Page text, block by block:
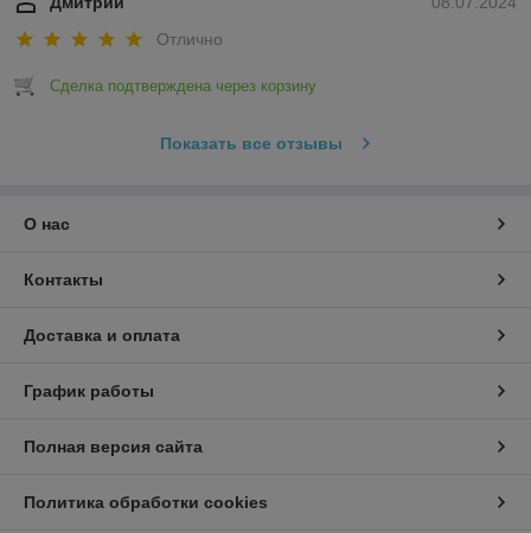
Отлично
Сделка подтверждена через корзину
Показать все отзывы
О нас
Контакты
Доставка и оплата
График работы
Полная версия сайта
Политика обработки cookies